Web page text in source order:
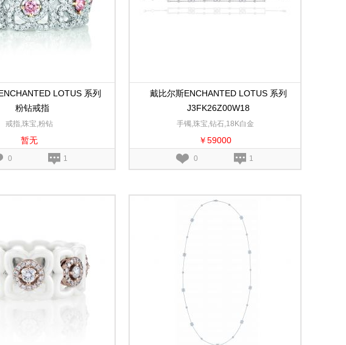
LOTUS 系列
粉钻戒指
戒指,珠宝,粉钻
暂无
0 1
戴比尔斯ENCHANTED LOTUS 系列
J3FK26Z00W18
手镯,珠宝,钻石,18K白金
￥59000
0 1